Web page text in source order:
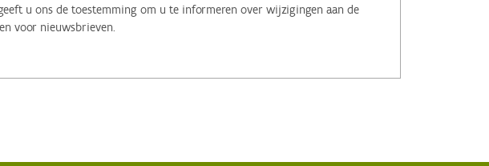
u ons de toestemming om u te informeren over wijzigingen aan de
voor nieuwsbrieven.